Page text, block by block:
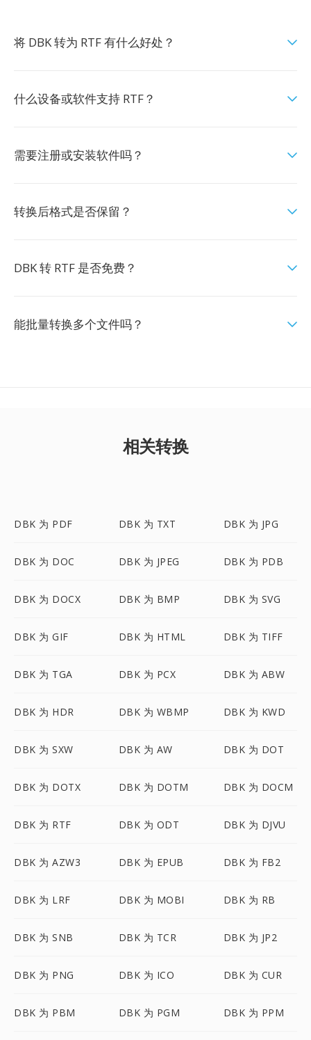
将 DBK 转为 RTF 有什么好处？
什么设备或软件支持 RTF？
需要注册或安装软件吗？
转换后格式是否保留？
DBK 转 RTF 是否免费？
能批量转换多个文件吗？
相关转换
DBK 为 PDF DBK 为 TXT DBK 为 JPG
DBK 为 DOC DBK 为 JPEG DBK 为 PDB
DBK 为 DOCX DBK 为 BMP DBK 为 SVG
DBK 为 GIF DBK 为 HTML DBK 为 TIFF
DBK 为 TGA DBK 为 PCX DBK 为 ABW
DBK 为 HDR DBK 为 WBMP DBK 为 KWD
DBK 为 SXW DBK 为 AW DBK 为 DOT
DBK 为 DOTX DBK 为 DOTM DBK 为 DOCM
DBK 为 RTF DBK 为 ODT DBK 为 DJVU
DBK 为 AZW3 DBK 为 EPUB DBK 为 FB2
DBK 为 LRF DBK 为 MOBI DBK 为 RB
DBK 为 SNB DBK 为 TCR DBK 为 JP2
DBK 为 PNG DBK 为 ICO DBK 为 CUR
DBK 为 PBM DBK 为 PGM DBK 为 PPM